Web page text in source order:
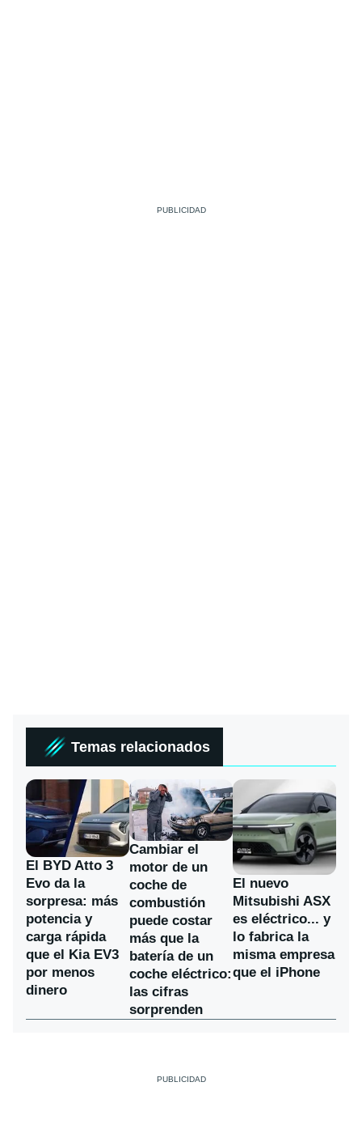
Temas relacionados
El BYD Atto 3
Evo da la
sorpresa: más
potencia y
carga rápida
que el Kia EV3
por menos
dinero
Cambiar el
motor de un
coche de
combustión
puede costar
más que la
batería de un
coche eléctrico:
las cifras
sorprenden
El nuevo
Mitsubishi ASX
es eléctrico... y
lo fabrica la
misma empresa
que el iPhone